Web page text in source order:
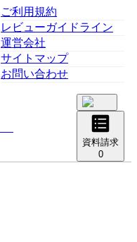
ご利用規約
レビューガイドライン
運営会社
サイトマップ
お問い合わせ
資料請求
0